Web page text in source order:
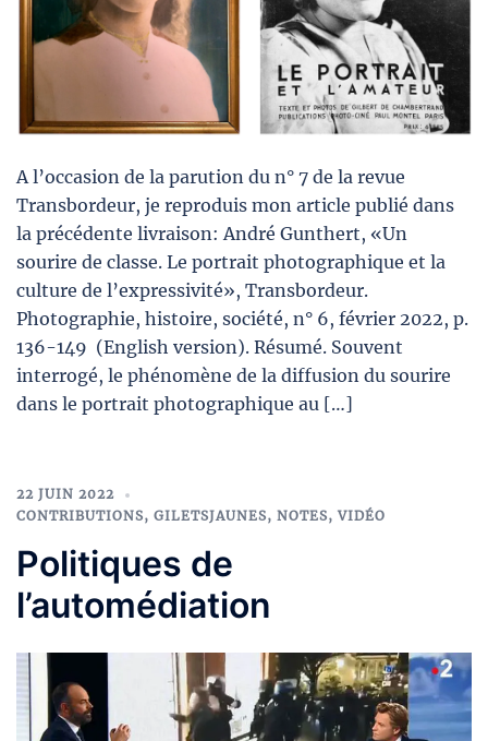
A l’occasion de la parution du n° 7 de la revue
Transbordeur, je reproduis mon article publié dans
la précédente livraison: André Gunthert, «Un
sourire de classe. Le portrait photographique et la
culture de l’expressivité», Transbordeur.
Photographie, histoire, société, n° 6, février 2022, p.
136-149 (English version). Résumé. Souvent
interrogé, le phénomène de la diffusion du sourire
dans le portrait photographique au […]
22 JUIN 2022
CONTRIBUTIONS, GILETSJAUNES, NOTES, VIDÉO
Politiques de
l’automédiation